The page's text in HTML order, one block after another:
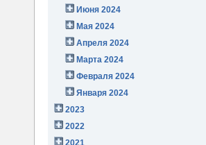
Июня 2024
Мая 2024
Апреля 2024
Марта 2024
Февраля 2024
Января 2024
2023
2022
2021